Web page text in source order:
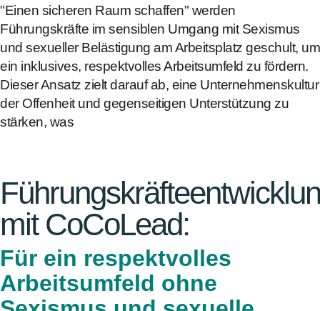
"Einen sicheren Raum schaffen" werden
Führungskräfte im sensiblen Umgang mit Sexismus
und sexueller Belästigung am Arbeitsplatz geschult, um
ein inklusives, respektvolles Arbeitsumfeld zu fördern.
Dieser Ansatz zielt darauf ab, eine Unternehmenskultur
der Offenheit und gegenseitigen Unterstützung zu
stärken, was
mit CoCoLead:
Für ein respektvolles
Arbeitsumfeld ohne